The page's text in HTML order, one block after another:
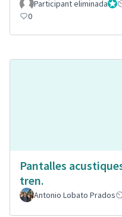
Participant eliminada
0
Pantalles
tren.
Antonio Lobato Prados